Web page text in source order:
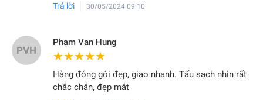
Trả lời 30/05/2024 09:10
PVH
Pham Van Hung
★★★★★
★★★★★
Hàng đóng gói đẹp, giao nhanh. Tẩu sạch nhìn rất
chắc chắn, đẹp mắt